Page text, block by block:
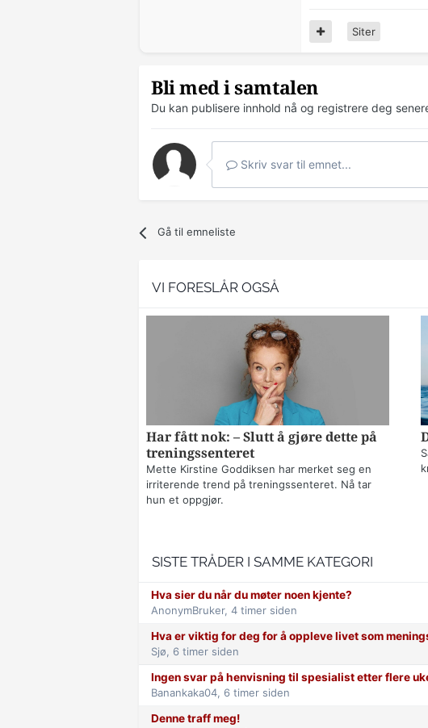
Siter
Bli med i samtalen
Du kan publisere innhold nå og registrere deg
Skriv svar til emnet...
Gå til emneliste
VI FORESLÅR OGSÅ
Har fått nok: – Slutt å gjøre dette på
treningssenteret
Mette Kirstine Goddiksen har merket seg en
irriterende trend på treningssenteret. Nå tar
hun et oppgjør.
SISTE TRÅDER I SAMME KATEGORI
Hva sier du når du møter noen kjente?
AnonymBruker, 4 timer siden
Hva er viktig for deg for å oppleve livet som
Sjø, 6 timer siden
Ingen svar på henvisning til spesialist etter flere
Banankaka04, 6 timer siden
Denne traff meg!